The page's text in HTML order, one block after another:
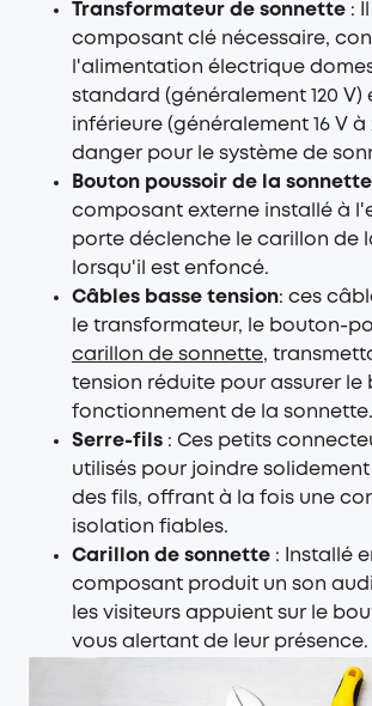
Transformateur de sonnette :
composant clé nécessaire,
l'alimentation électrique
standard (généralement 120 V)
inférieure (généralement 16 V à
danger pour le système de
Bouton poussoir de la sonnette
composant externe installé à
porte déclenche le carillon de
lorsqu'il est enfoncé.
Câbles basse tension: ces
le transformateur, le bouton-
carillon de sonnette,
tension réduite pour assurer le
fonctionnement de la sonnette.
Serre-fils : Ces petits
utilisés pour joindre
des fils, offrant à la fois une
isolation fiables.
Carillon de sonnette : Installé
composant produit un son
les visiteurs appuient sur le
vous alertant de leur présence.